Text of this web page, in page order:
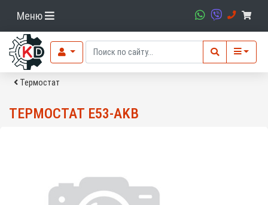
Меню
Термостат
ТЕРМОСТАТ E53-AKB